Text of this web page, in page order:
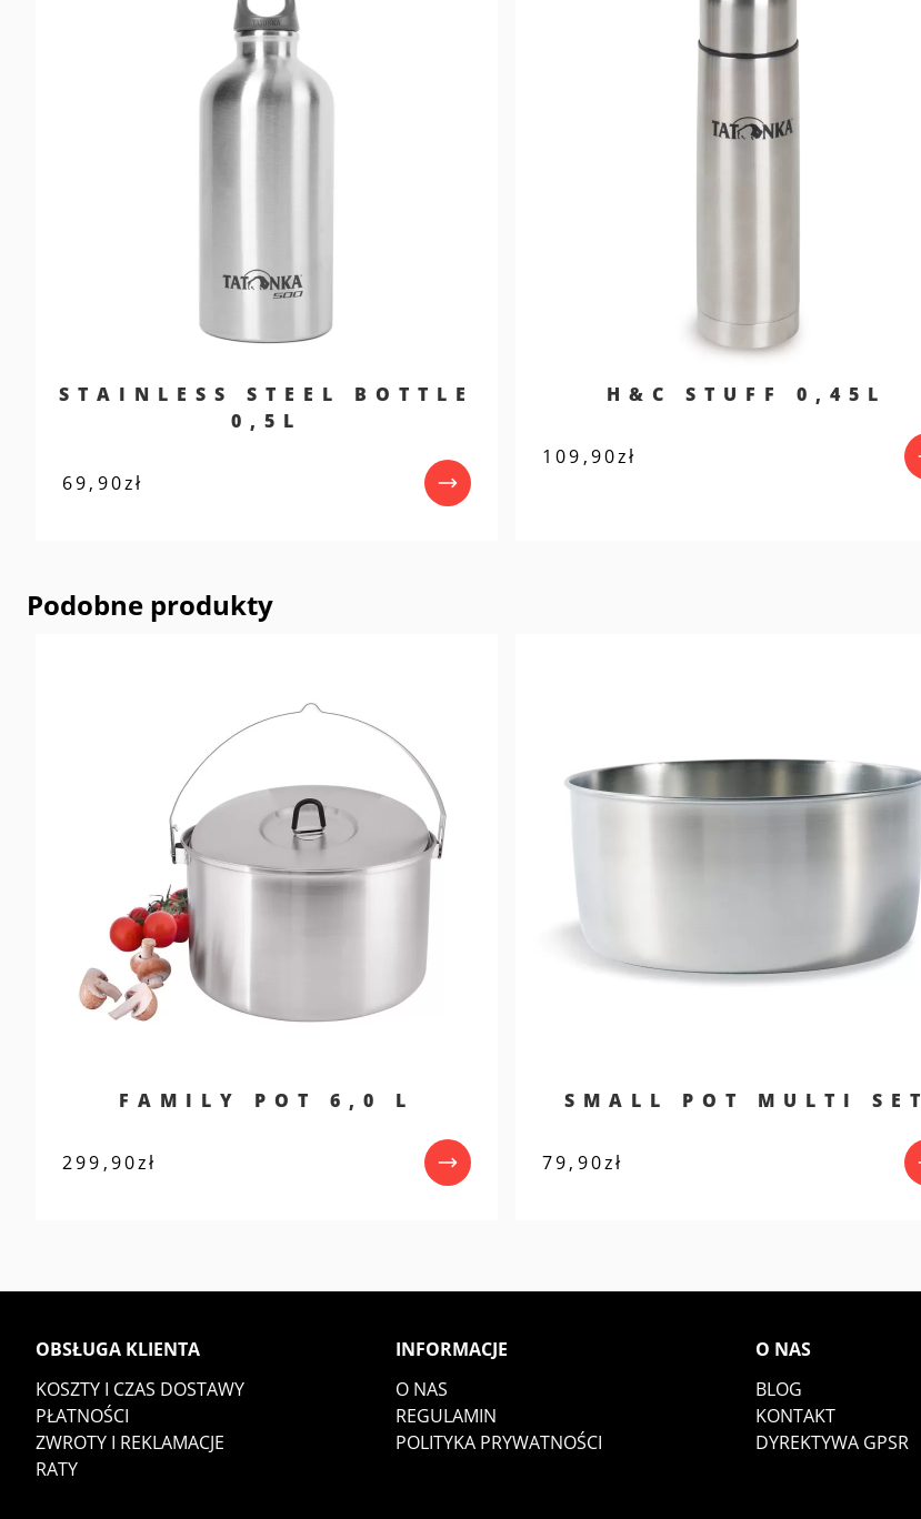
STAINLESS STEEL BOTTLE
0,5L
69,90zł
H&C STUFF 0,45L
109,90zł
Podobne produkty
FAMILY POT 6,0 L
299,90zł
SMALL POT MULTI SET
79,90zł
OBSŁUGA KLIENTA
KOSZTY I CZAS DOSTAWY
PŁATNOŚCI
ZWROTY I REKLAMACJE
RATY
INFORMACJE
O NAS
REGULAMIN
POLITYKA PRYWATNOŚCI
O NAS
BLOG
KONTAKT
DYREKTYWA GPSR